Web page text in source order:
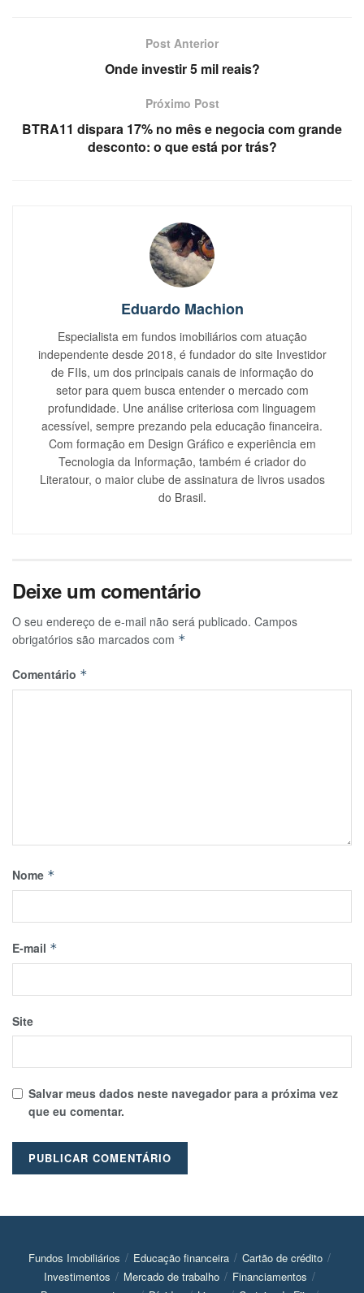
Post Anterior
Onde investir 5 mil reais?
Próximo Post
BTRA11 dispara 17% no mês e negocia com grande
desconto: o que está por trás?
Eduardo Machion
Especialista em fundos imobiliários com atuação
independente desde 2018, é fundador do site Investidor
de FIIs, um dos principais canais de informação do
setor para quem busca entender o mercado com
profundidade. Une análise criteriosa com linguagem
acessível, sempre prezando pela educação financeira.
Com formação em Design Gráfico e experiência em
Tecnologia da Informação, também é criador do
Literatour, o maior clube de assinatura de livros usados
do Brasil.
Deixe um comentário
O seu endereço de e-mail não será publicado. Campos
obrigatórios são marcados com *
Comentário *
Nome *
E-mail *
Site
Salvar meus dados neste navegador para a próxima vez
que eu comentar.
Fundos Imobiliários Educação financeira
Cartão de crédito
Investimentos
Mercado de trabalho
Financiamentos